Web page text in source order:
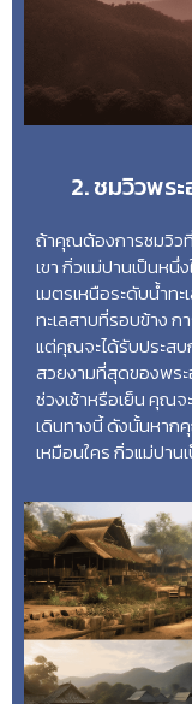
2. ชมวิวพร
ถ้าคุณต้องการชมวิว
เขา กิ่วแม่ปานเป็นห
เมตรเหนือระดับน้ำท
ทะเลสาบที่รอบข้าง ก
แต่คุณจะได้รับประส
สวยงามที่สุดของพระ
ช่วงเช้าหรือเย็น คุณจ
เดินทางนี้ ดังนั้นหาก
เหมือนใคร กิ่วแม่ปา